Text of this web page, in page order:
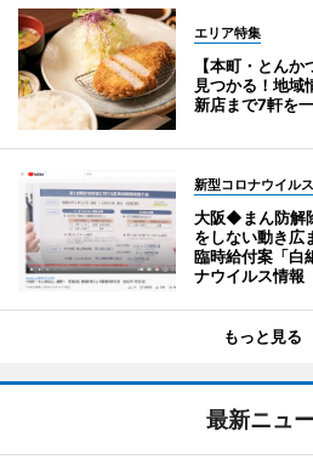
エリア特集
【本町・とん
見つかる！地域
新店まで7軒を
新型コロナウイルス
大阪◆まん防解
をしない動き
臨時給付案「白
ナウイルス情報
もっと見る
最新ニュ